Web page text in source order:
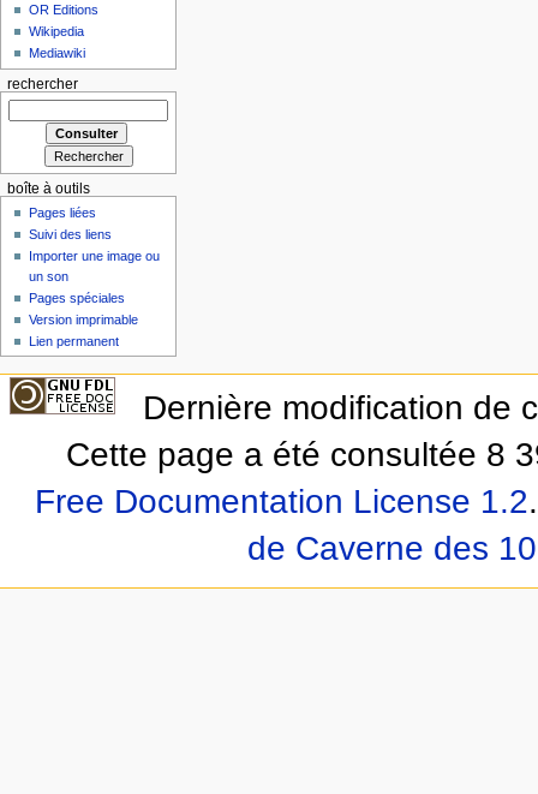
OR Editions
Wikipedia
Mediawiki
rechercher
boîte à outils
Pages liées
Suivi des liens
Importer une image ou
un son
Pages spéciales
Version imprimable
Lien permanent
Dernière modification de
Cette page a été consultée 8
Free Documentation License 1.2.
de Caverne des